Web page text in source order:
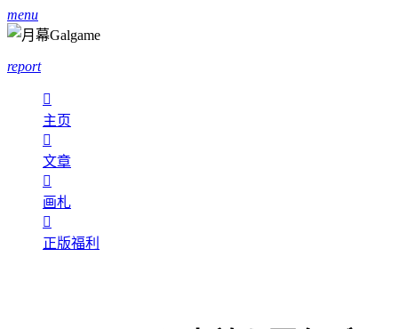
menu
report

主页

文章

画札

正版福利